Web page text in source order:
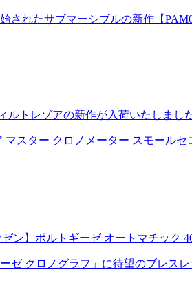
されたサブマーシブルの新作【
ルトレゾアの新作が入荷いたしました
マスター クロノメーター スモール
ゼン】ポルトギーゼ オートマチック
ゼ クロノグラフ」に待望のブレス